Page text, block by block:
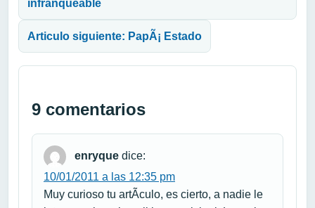
infranqueable
Articulo siguiente: PapÃ¡ Estado
9 comentarios
enryque dice:
10/01/2011 a las 12:35 pm
Muy curioso tu artÃ­culo, es cierto, a nadie le